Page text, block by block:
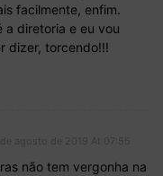
facilmente, enfim.
a diretoria e eu vou
dizer, torcendo!!!
não tem vergonha na